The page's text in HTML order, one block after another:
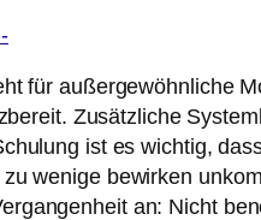
für außergewöhnliche
Zusätzliche
ist es wichtig,
wenige bewirken
an: Nicht